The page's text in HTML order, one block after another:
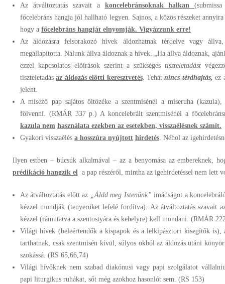
Az átváltoztatás szavait a koncelebránsoknak halkan
főcelebráns hangja jól hallható legyen. Sajnos, a közös részeket
hogy a főcelebráns hangját elnyomják. Vigyázzunk erre!
Az áldozásra felsorakozó hívek áldozhatnak térdelve vagy
megállapította. Nálunk állva áldoznak a hívek. „Ha állva áldoznak,
ezzel kapcsolatos előírások szerint a szükségestiszteletadást
tiszteletadásaz áldozás előtti keresztvetés. Tehátnincs térdhajtás,ez
jelent.
A miséző pap sajátos öltözéke a szentmisénél a miseruha
fölvenni. (RMÁR 337 p.) A koncelebrált szentmisénél a
kazula nem használata ezekben az esetekben, visszaélésnek számít.
Gyakori visszaélés a hosszúra nyújtott hirdetés. Néhol az
Ilyen estben – búcsúk alkalmával – az a benyomása az embereknek,
prédikáció hangzik el a pap részéről, mintha az igehirdetéssel nem lett
Az átváltoztatás előtt az „Áldd meg Istenünk”imádságot a
kézzel mondják (tenyerüket lefelé fordítva). Az átváltoztatás szavait
kézzel (rámutatva a szentostyára és kehelyre) kell mondani. (RMÁR
Világi hívek (beleértendők a kispapok és a lelkipásztori kisegítők is),
tarthatnak, csak szentmisén kívül, súlyos okból az áldozás utáni
szokássá. (RS 65,66,74)
Világi hívőknek nem szabad diakónusi vagy papi szolgálatot
papi liturgikus ruhákat, sőt még azokhoz hasonlót sem. (RS 153)